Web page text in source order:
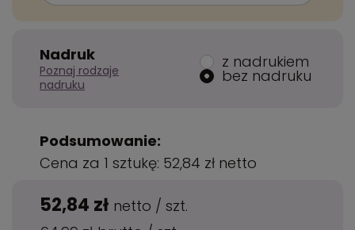
Nadruk
Poznaj rodzaje
nadruku
z nadrukiem
bez nadruku
Podsumowanie:
Cena za 1 sztukę: 52,84 zł netto
52,84 zł netto / szt.